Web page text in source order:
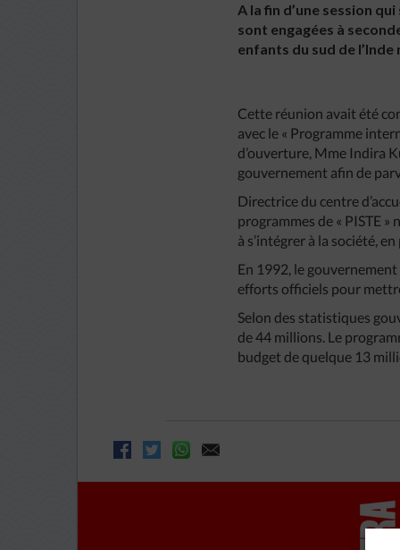
A la fin d’une session
sont engagées à
enfants du sud de
Cette réunion avait été
avec le « Programme
d’ouverture, Mme Indira
gouvernement afin de
Directrice du centre
programmes de « PISTE
à s’intégrer à la société,
En 1992, le
efforts officiels pour
Selon des statistiques
de 44 millions. Le
budget de quelque 13